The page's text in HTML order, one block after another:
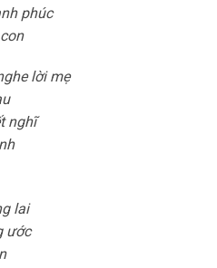
phúc
lời mẹ
nghĩ
lai
ước